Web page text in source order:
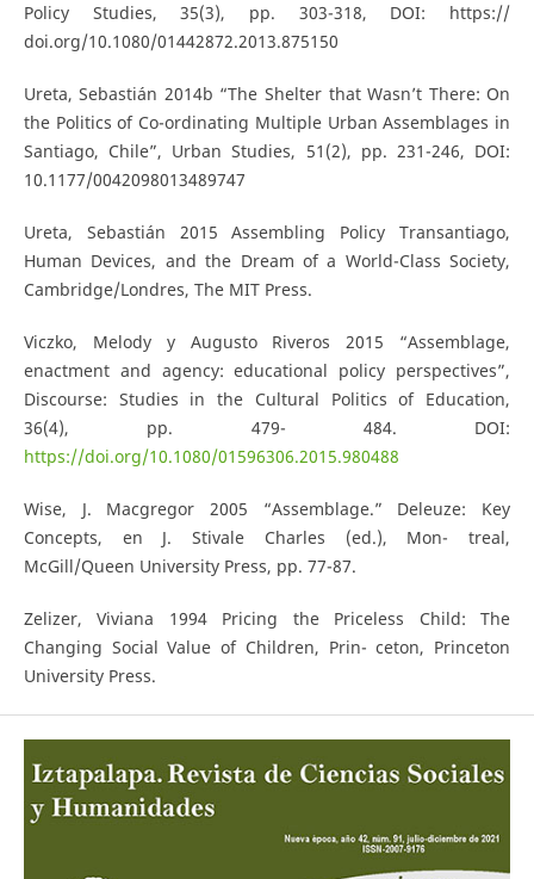
Policy Studies, 35(3), pp. 303-318, DOI: https://
doi.org/10.1080/01442872.2013.875150
Ureta, Sebastián 2014b “The Shelter that Wasn’t There: On
the Politics of Co-ordinating Multiple Urban Assemblages in
Santiago, Chile”, Urban Studies, 51(2), pp. 231-246, DOI:
10.1177/0042098013489747
Ureta, Sebastián 2015 Assembling Policy Transantiago,
Human Devices, and the Dream of a World-Class Society,
Cambridge/Londres, The MIT Press.
Viczko, Melody y Augusto Riveros 2015 “Assemblage,
enactment and agency: educational policy perspectives”,
Discourse: Studies in the Cultural Politics of Education,
36(4), pp. 479- 484. DOI:
https://doi.org/10.1080/01596306.2015.980488
Wise, J. Macgregor 2005 “Assemblage.” Deleuze: Key
Concepts, en J. Stivale Charles (ed.), Mon- treal,
McGill/Queen University Press, pp. 77-87.
Zelizer, Viviana 1994 Pricing the Priceless Child: The
Changing Social Value of Children, Prin- ceton, Princeton
University Press.